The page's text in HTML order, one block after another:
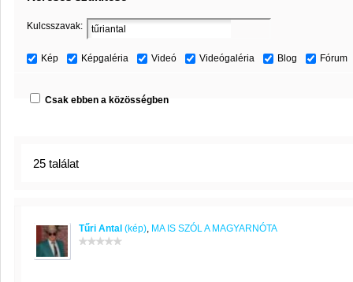
Kulcsszavak:
Kép Képgaléria Videó Videógaléria Blog Fórum
Csak ebben a közösségben
25 találat
Tűri Antal (kép), MA IS SZÓL A MAGYARNÓTA